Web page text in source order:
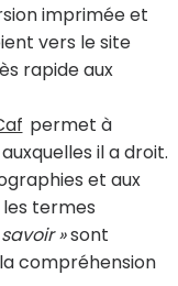
imprimée et
vers le site
rapide aux
permet à
il a droit.
et aux
termes
»sont
compréhension